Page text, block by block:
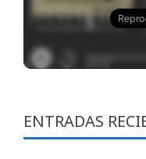
ENTRADAS